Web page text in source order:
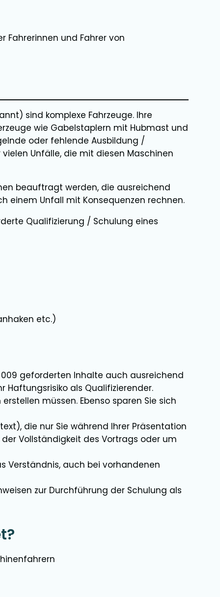
Fahrerinnen und Fahrer von
sind komplexe Fahrzeuge. Ihre
wie Gabelstaplern mit Hubmast und
oder fehlende Ausbildung /
Unfälle, die mit diesen Maschinen
beauftragt werden, die ausreichend
einem Unfall mit Konsequenzen rechnen.
Qualifizierung / Schulung eines
etc.)
geforderten Inhalte auch ausreichend
Haftungsrisiko als Qualifizierender.
müssen. Ebenso sparen Sie sich
die nur Sie während Ihrer Präsentation
Vollständigkeit des Vortrags oder um
Verständnis, auch bei vorhandenen
zur Durchführung der Schulung als